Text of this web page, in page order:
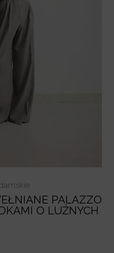
PALAZZO
O LUŹNYCH